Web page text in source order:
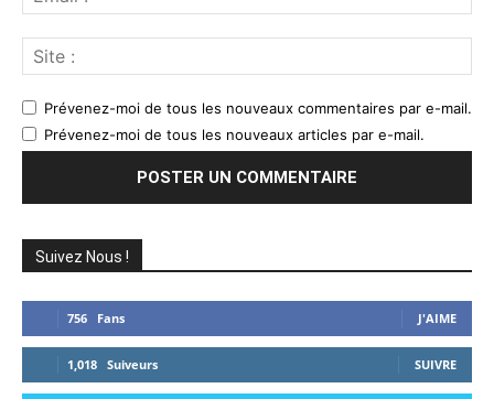
:*
:
Prévenez-moi de tous les nouveaux commentaires par e-mail.
Prévenez-moi de tous les nouveaux articles par e-mail.
Suivez Nous !
756 Fans J'AIME
1,018 Suiveurs SUIVRE